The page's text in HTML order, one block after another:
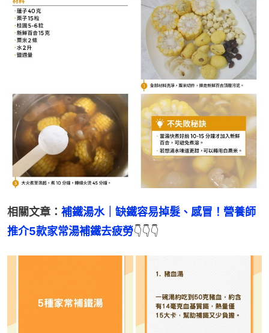
相關文章： 補鐵湯水｜缺鐵容易掉髮、感冒！營養師
推介5款家常湯補鐵去疲勞👇👇👇